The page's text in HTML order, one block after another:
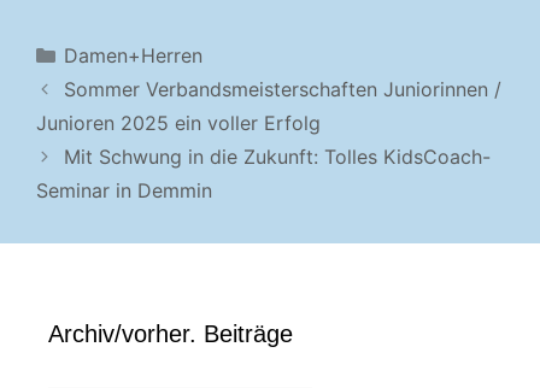
Kategorien
Damen+Herren
Sommer Verbandsmeisterschaften Juniorinnen /
Junioren 2025 ein voller Erfolg
Mit Schwung in die Zukunft: Tolles KidsCoach-
Seminar in Demmin
Archiv/vorher. Beiträge